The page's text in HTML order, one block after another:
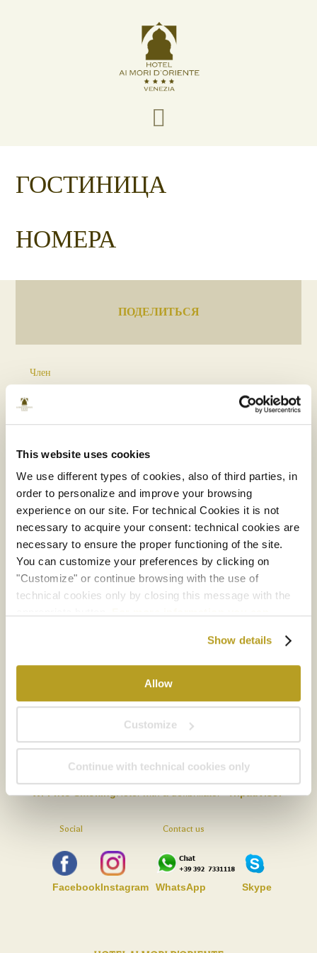
This website uses cookies
We use different types of cookies, also of third parties, in
order to personalize and improve your browsing
experience on our site. For technical Cookies it is not
necessary to acquire your consent: technical cookies are
necessary to ensure the proper functioning of the site.
You can customize your preferences by clicking on
"Customize" or continue browsing with the use of
technical cookies only by closing this message with the
Show details
Allow
Customize
Continue with technical cookies only
ГОСТИНИЦА
НОМЕРА
ПОДЕЛИТЬСЯ
Член
посредников: выбрать туризм, отличающийся
рациональностью, выгодностью, достоверностью и
качеством.
Nozio выбрал этот отель, потому что он располагает
котором можно забронировать номер по выгодному
тарифу, поскольку последний не предвидит
дополнительных посреднических расходов ;
- отличным соотношением цена/качество,
подтвержденным оценками посетителей,
Вы - пользователь сайта Nozio? Твои дополнительные
Wi-FiNo SmokingHotel with a defibrillator
Tripadvisor
Social
FacebookInstagram
Contact us
WhatsApp Skype